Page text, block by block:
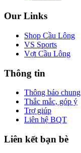
Our Links
Shop Cầu Lông
VS Sports
Vợt Cầu Lông
Thông tin
Thông báo chung
Thắc mắc, góp ý
Trợ giúp
Liên hệ BQT
Liên kết bạn bè